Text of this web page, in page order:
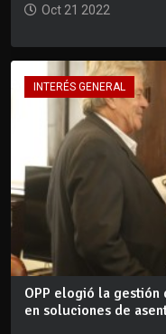
Oct 21 2022
INTERÉS GENERAL
OPP elogió la
en soluciones de